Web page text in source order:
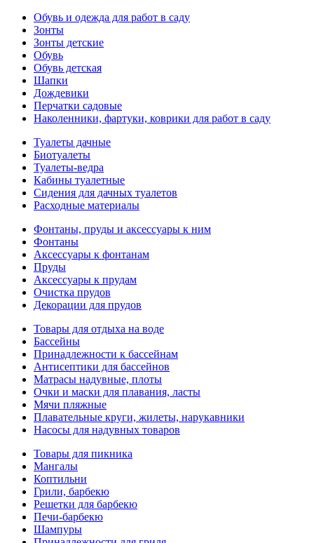
Обувь и одежда для работ в саду
Зонты
Зонты детские
Обувь
Обувь детская
Шапки
Дождевики
Перчатки садовые
Наколенники, фартуки, коврики для работ в саду
Туалеты дачные
Биотуалеты
Туалеты-ведра
Кабины туалетные
Сидения для дачных туалетов
Расходные материалы
Фонтаны, пруды и аксессуары к ним
Фонтаны
Аксессуары к фонтанам
Пруды
Аксессуары к прудам
Очистка прудов
Декорации для прудов
Товары для отдыха на воде
Бассейны
Принадлежности к бассейнам
Антисептики для бассейнов
Матраcы надувные, плоты
Очки и маски для плавания, ласты
Мячи пляжные
Плавательные круги, жилеты, нарукавники
Насосы для надувных товаров
Товары для пикника
Мангалы
Коптильни
Грили, барбекю
Решетки для барбекю
Печи-барбекю
Шампуры